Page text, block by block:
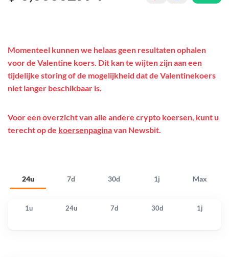
24u 7d 30d 1j Max
Momenteel kunnen we helaas geen resultaten ophalen
voor de Valentine koers. Dit kan te wijten zijn aan een
tijdelijke storing of de mogelijkheid dat de Valentinekoers
niet langer beschikbaar is.
Voor een overzicht van alle andere crypto koersen, kunt u
terecht op de koersenpaginavan Newsbit.
1u 24u 7d 30d 1j